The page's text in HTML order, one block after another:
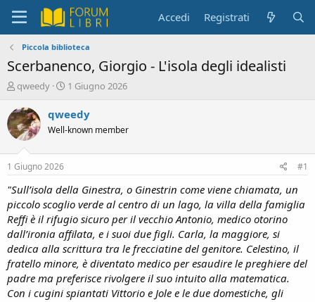
Accedi Registrati
Piccola biblioteca
Scerbanenco, Giorgio - L'isola degli idealisti
C
e
a
t
r
e
D
s
c
u
s
s
i
qweedy
D
t
a
d
i
z
i
o
1 Giugno 2026
qweedy
Well-known member
1 Giugno 2026 #1
"Sull’isola della Ginestra, o Ginestrin come viene chiamata, un
piccolo scoglio verde al centro di un lago, la villa della famiglia
Reffi è il rifugio sicuro per il vecchio Antonio, medico otorino
dall’ironia affilata, e i suoi due figli. Carla, la maggiore, si
dedica alla scrittura tra le frecciatine del genitore. Celestino, il
fratello minore, è diventato medico per esaudire le preghiere del
padre ma preferisce rivolgere il suo intuito alla matematica.
Con i cugini spiantati Vittorio e Jole e le due domestiche, gli